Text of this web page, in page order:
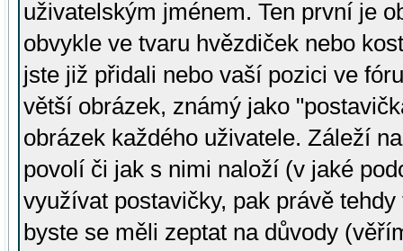
uživatelským jménem. Ten první je
obvykle ve tvaru hvězdiček nebo
jste již přidali nebo vaší pozici ve
větší obrázek, známý jako
obrázek každého uživatele. Záleží
povolí či jak s nimi naloží (v jaké
využívat postavičky, pak právě
byste se měli zeptat na důvody